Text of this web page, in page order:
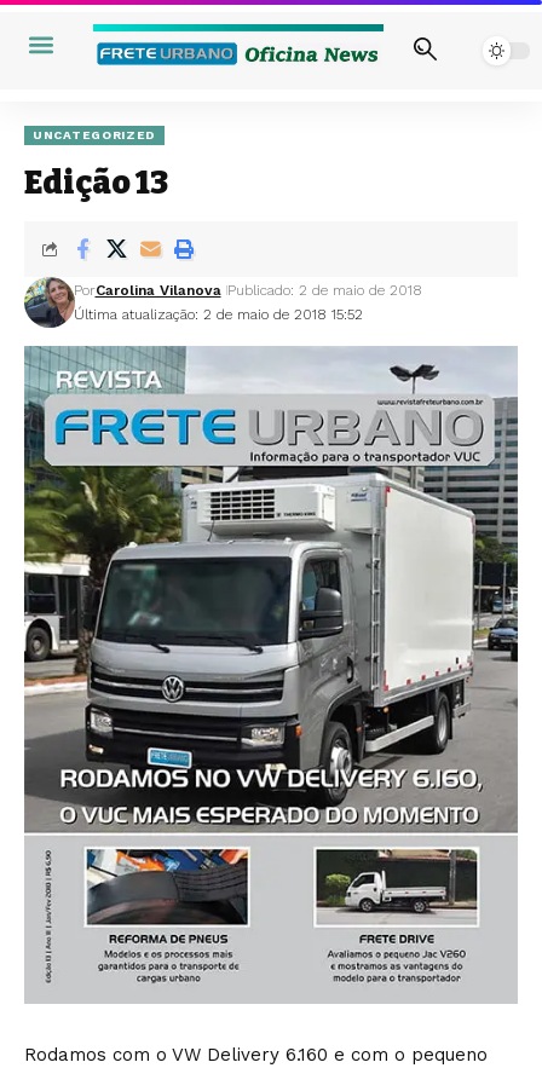
UNCATEGORIZED
Edição 13
Última atualização: 2 de maio de 2018 15:52
PorCarolina Vilanova Publicado: 2 de maio de 2018
Rodamos com o VW Delivery 6.160 e com o pequeno